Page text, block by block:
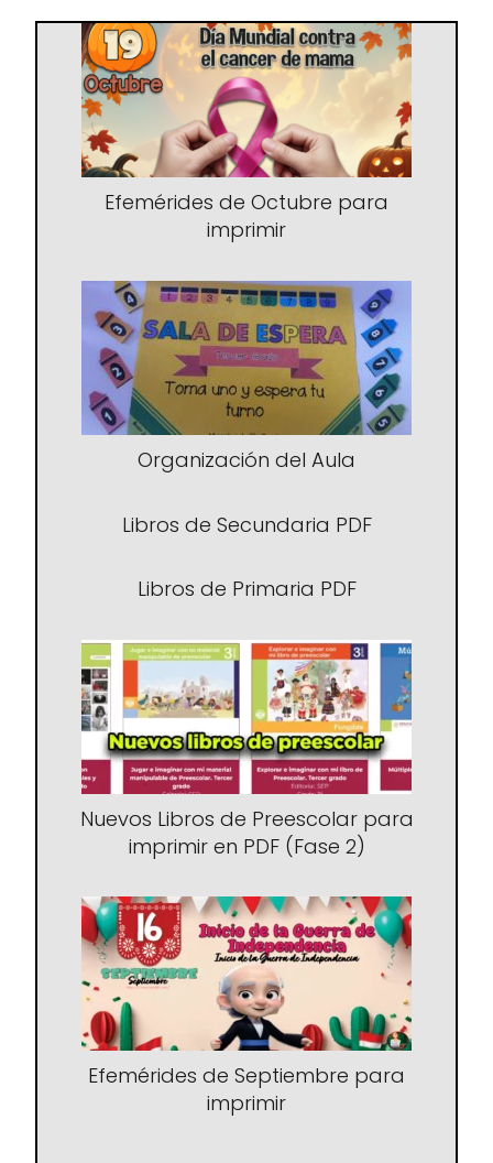
Efemérides de Octubre para
imprimir
Organización del Aula
Libros de Secundaria PDF
Libros de Primaria PDF
Nuevos Libros de Preescolar para
imprimir en PDF (Fase 2)
Efemérides de Septiembre para
imprimir